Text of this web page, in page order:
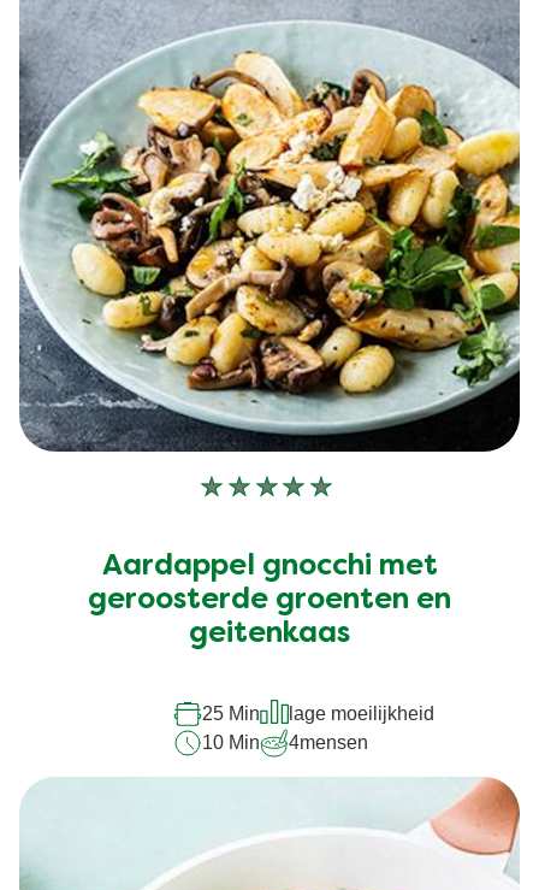
Geen
voor
deze
recipe
Aardappel gnocchi met
geroosterde groenten en
geitenkaas
25 Min
lage moeilijkheid
10 Min
4mensen